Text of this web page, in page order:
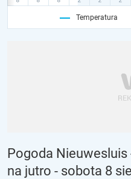
Temperatura
Pogoda
na jutro - sobota 8